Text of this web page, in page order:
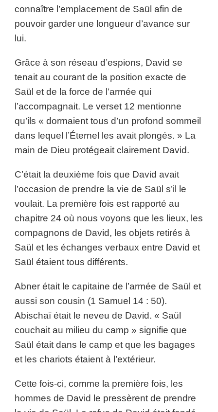
connaître l’emplacement de Saül afin de
pouvoir garder une longueur d’avance sur
lui.
Grâce à son réseau d’espions, David se
tenait au courant de la position exacte de
Saül et de la force de l’armée qui
l’accompagnait. Le verset 12 mentionne
qu’ils « dormaient tous d’un profond sommeil
dans lequel l’Éternel les avait plongés. » La
main de Dieu protégeait clairement David.
C’était la deuxième fois que David avait
l’occasion de prendre la vie de Saül s’il le
voulait. La première fois est rapporté au
chapitre 24 où nous voyons que les lieux, les
compagnons de David, les objets retirés à
Saül et les échanges verbaux entre David et
Saül étaient tous différents.
Abner était le capitaine de l’armée de Saül et
aussi son cousin (1 Samuel 14 : 50).
Abischaï était le neveu de David. « Saül
couchait au milieu du camp » signifie que
Saül était dans le camp et que les bagages
et les chariots étaient à l’extérieur.
Cette fois-ci, comme la première fois, les
hommes de David le pressèrent de prendre